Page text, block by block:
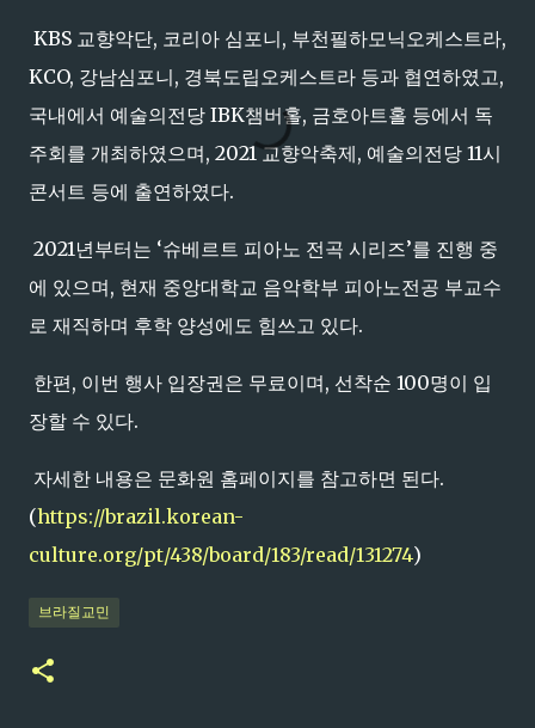
KBS 교향악단, 코리아 심포니, 부천필하모닉오케스트라,
KCO, 강남심포니, 경북도립오케스트라 등과 협연하였고,
국내에서 예술의전당 IBK챔버홀, 금호아트홀 등에서 독
주회를 개최하였으며, 2021 교향악축제, 예술의전당 11시
콘서트 등에 출연하였다.
2021년부터는 ‘슈베르트 피아노 전곡 시리즈’를 진행 중
에 있으며, 현재 중앙대학교 음악학부 피아노전공 부교수
로 재직하며 후학 양성에도 힘쓰고 있다.
한편, 이번 행사 입장권은 무료이며, 선착순 100명이 입
장할 수 있다.
자세한 내용은 문화원 홈페이지를 참고하면 된다.
(https://brazil.korean-
culture.org/pt/438/board/183/read/131274)
브라질교민